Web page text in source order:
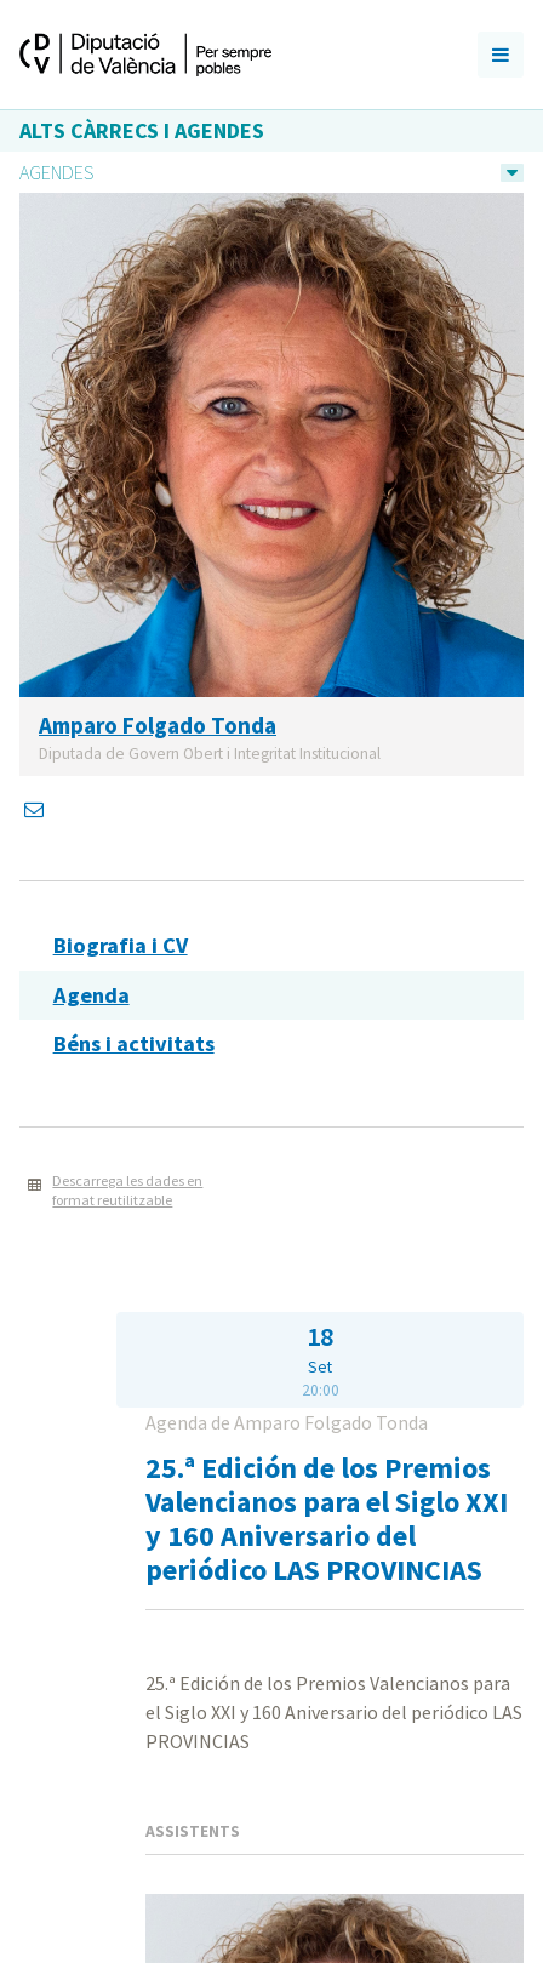
ALTS CÀRRECS I AGENDES
AGENDES
Amparo Folgado Tonda
Diputada de Govern Obert i Integritat Institucional
Biografia i CV
Agenda
Béns i activitats
Descarrega les dades en
format reutilitzable
18
Set
20:00
Agenda de Amparo Folgado Tonda
25.ª Edición de los Premios
Valencianos para el Siglo XXI
y 160 Aniversario del
periódico LAS PROVINCIAS
25.ª Edición de los Premios Valencianos para
el Siglo XXI y 160 Aniversario del periódico LAS
PROVINCIAS
ASSISTENTS